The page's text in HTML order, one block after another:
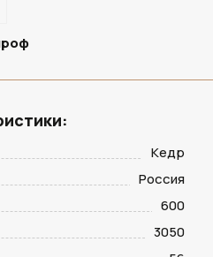
Кедр
Россия
600
3050